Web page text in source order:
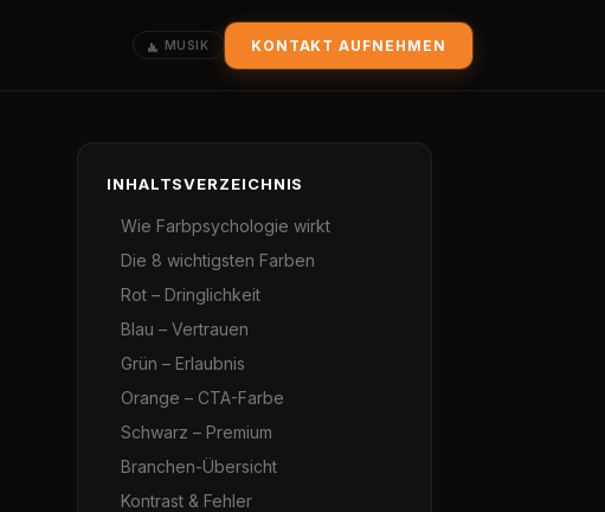
MUSIK KONTAKT AUFNEHMEN
INHALTSVERZEICHNIS
Wie Farbpsychologie wirkt
Die 8 wichtigsten Farben
Rot – Dringlichkeit
Blau – Vertrauen
Grün – Erlaubnis
Orange – CTA-Farbe
Schwarz – Premium
Branchen-Übersicht
Kontrast & Fehler